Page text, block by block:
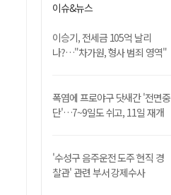
이슈&뉴스
이승기, 전세금 105억 날리
나?…"차가원, 형사 범죄 영역"
폭염에 프로야구 닷새간 '전면중
단'…7~9일도 쉬고, 11일 재개
'수성구 음주운전 도주 현직 경
찰관' 관련 부서 강제수사